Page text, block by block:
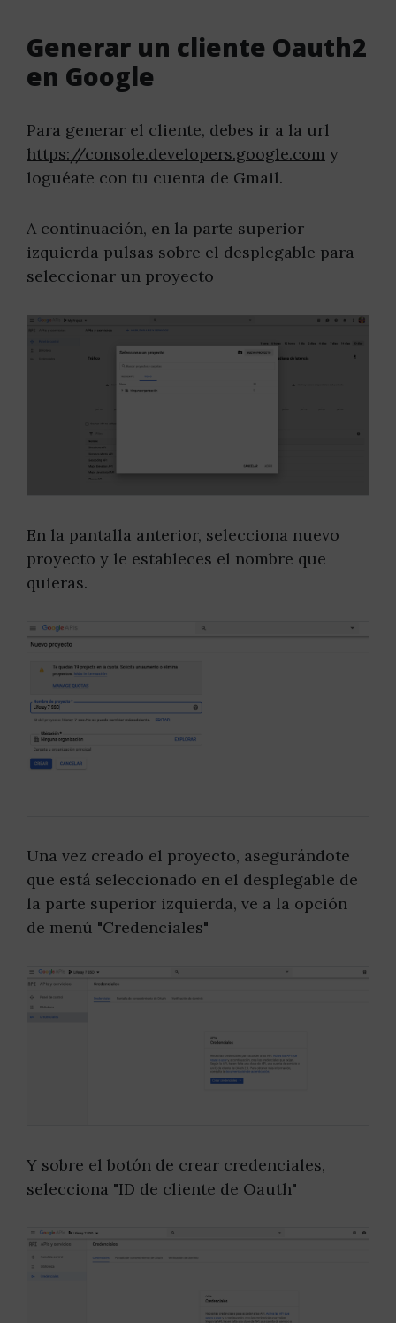
Generar un cliente Oauth2
en Google
Para generar el cliente, debes ir a la url
https://console.developers.google.com y
loguéate con tu cuenta de Gmail.
A continuación, en la parte superior
izquierda pulsas sobre el desplegable para
seleccionar un proyecto
En la pantalla anterior, selecciona nuevo
proyecto y le estableces el nombre que
quieras.
Una vez creado el proyecto, asegurándote
que está seleccionado en el desplegable de
la parte superior izquierda, ve a la opción
de menú "Credenciales"
Y sobre el botón de crear credenciales,
selecciona "ID de cliente de Oauth"